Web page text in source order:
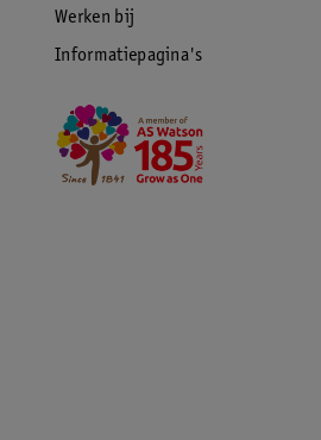
Werken bij
Informatiepagina's